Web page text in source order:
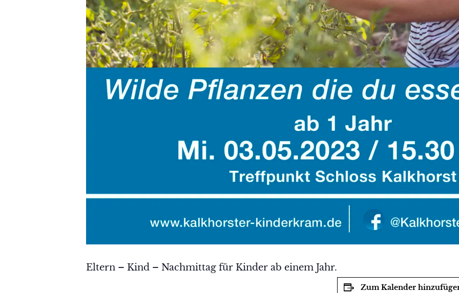
Eltern – Kind – Nachmittag für Kinder ab einem Jahr.
Zum Kalender